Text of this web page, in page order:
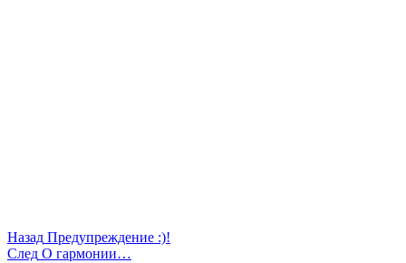
Назад Предупреждение :)!
След О гармонии…